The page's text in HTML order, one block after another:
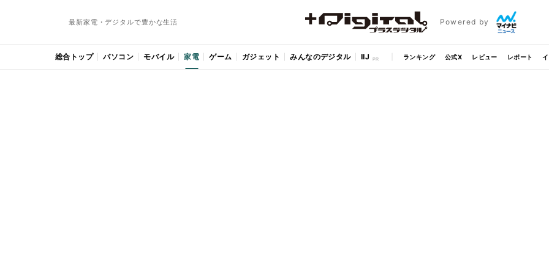
最新家電・デジタルで豊かな生活 Powered by
総合トップ パソコン モバイル 家電 ゲーム ガジェット みんなのデジタル IIJ ランキング 公式X レビュー レポート